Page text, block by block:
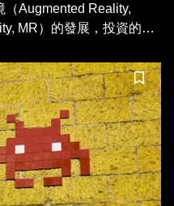
（Augmented Reality,
MR）的發展，投資的業
果。
儲存